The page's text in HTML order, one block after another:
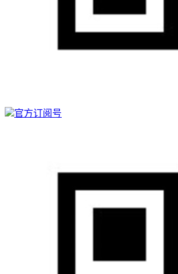
官方订阅号